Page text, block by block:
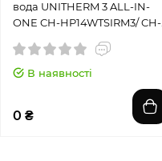
вода UNITHERM 3 ALL-IN-
ONE CH-HP14WTSIRM3/ CH-
В наявності
0 ₴